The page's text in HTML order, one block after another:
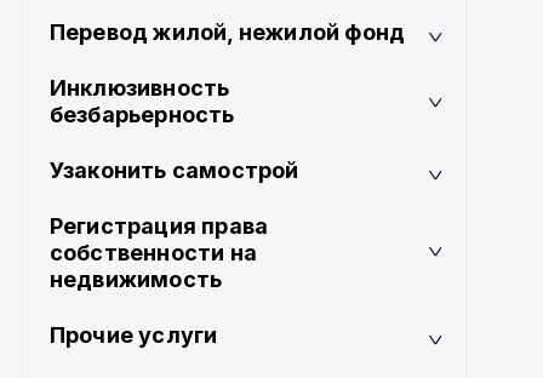
Перевод жилой, нежилой фонд
Инклюзивность
безбарьерность
Узаконить самострой
Регистрация права
собственности на
недвижимость
Прочие услуги